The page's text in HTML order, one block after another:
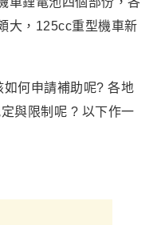
大，125cc重型機車新
何申請補助呢? 各地
與限制呢 ? 以下作一